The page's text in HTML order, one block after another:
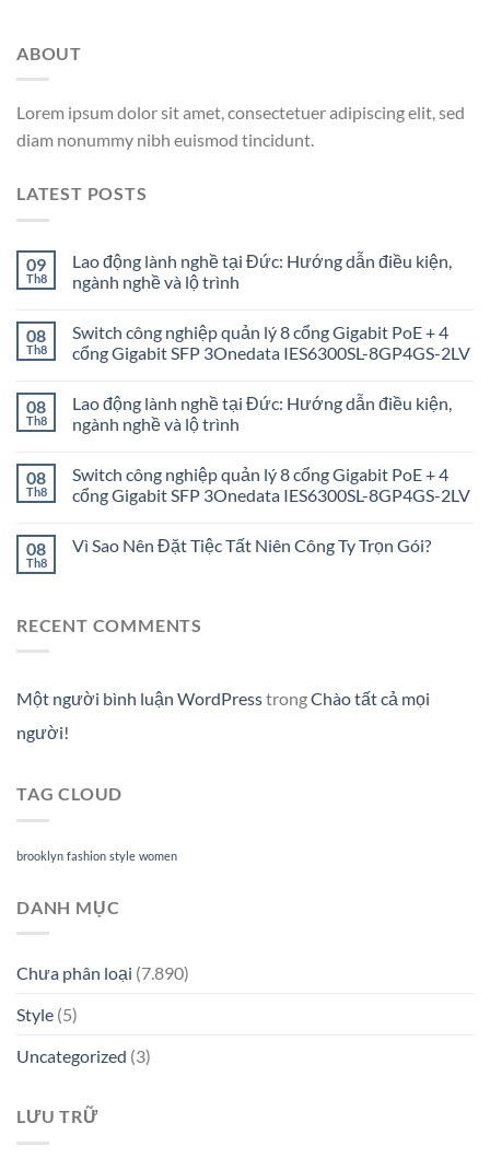
ABOUT
Lorem ipsum dolor sit amet, consectetuer adipiscing elit, sed
diam nonummy nibh euismod tincidunt.
LATEST POSTS
09
Th8
Lao động lành nghề tại Đức: Hướng dẫn điều kiện,
ngành nghề và lộ trình
08
Th8
Switch công nghiệp quản lý 8 cổng Gigabit PoE + 4
cổng Gigabit SFP 3Onedata IES6300SL-8GP4GS-2LV
08
Th8
Lao động lành nghề tại Đức: Hướng dẫn điều kiện,
ngành nghề và lộ trình
08
Th8
Switch công nghiệp quản lý 8 cổng Gigabit PoE + 4
cổng Gigabit SFP 3Onedata IES6300SL-8GP4GS-2LV
08
Th8
Vì Sao Nên Đặt Tiệc Tất Niên Công Ty Trọn Gói?
RECENT COMMENTS
Một người bình luận WordPresstrongChào tất cả mọi
người!
TAG CLOUD
brooklyn fashion style women
DANH MỤC
Chưa phân loại (7.890)
Style (5)
Uncategorized (3)
LƯU TRỮ